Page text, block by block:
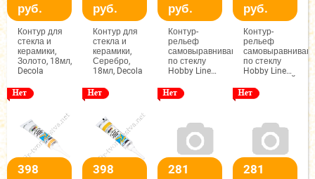
руб.
Контур для
стекла и
керамики,
Золото, 18мл,
Decola
руб.
Контур для
стекла и
керамики,
Серебро,
18мл, Decola
руб.
Контур-
рельеф
самовыравнивающийся
по стеклу
Hobby Line
КРАСНЫЙ
руб.
Контур-
рельеф
по стеклу
Hobby Line
398
398
281
281